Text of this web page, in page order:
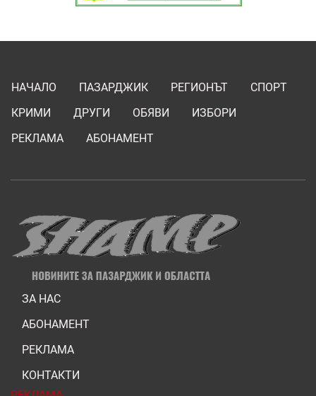
НАЧАЛО ПАЗАРДЖИК РЕГИОНЪТ
СПОРТ
КРИМИ
ДРУГИ ОБЯВИ
ИЗБОРИ
РЕКЛАМА
АБОНАМЕНТ
ЗА НАС
АБОНАМЕНТ
РЕКЛАМА
КОНТАКТИ